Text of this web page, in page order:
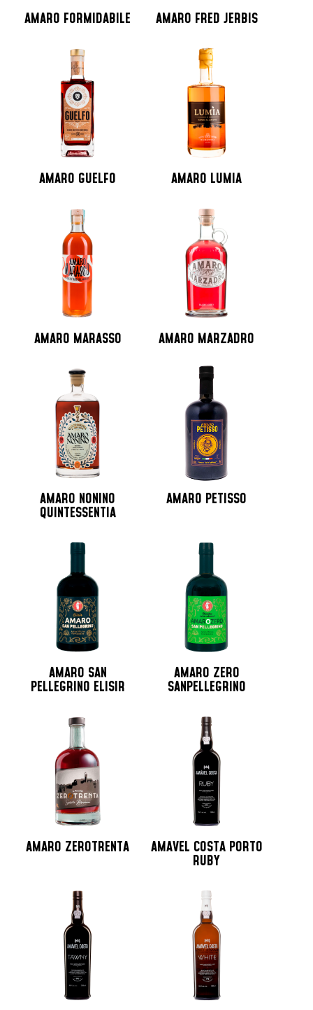
AMARO FORMIDABILE AMARO FRED JERBIS
AMARO GUELFO AMARO LUMIA
AMARO MARASSO AMARO MARZADRO
AMARO NONINO
QUINTESSENTIA
AMARO PETISSO
AMARO SAN
PELLEGRINO ELISIR
AMARO ZERO
SANPELLEGRINO
AMARO ZEROTRENTA AMAVEL COSTA PORTO
RUBY